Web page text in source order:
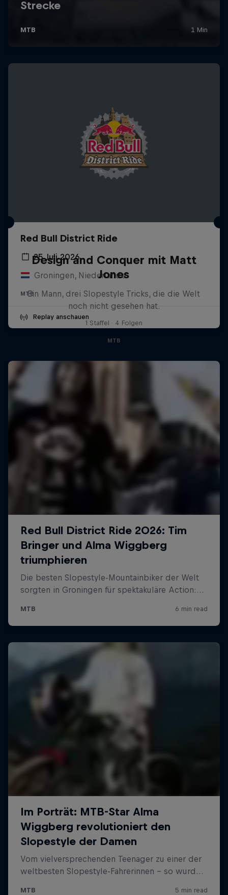
Red Bull District Ride
25 Juli 2026
Groningen, Niederlande
MTB
Replay anschauen
Design and Conquer mit Matt
Jones
Ein Mann, drei Slopestyle Tricks, die die Welt
noch nicht gesehen hat.
1 Staffel · 4 Folgen
MTB